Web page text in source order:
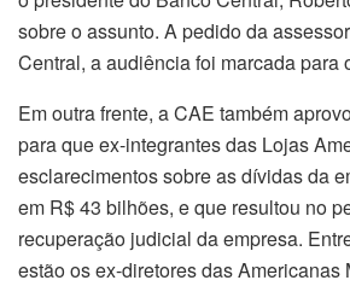
sobre o assunto. A pedido da
Central, a audiência foi marcada para
Em outra frente, a CAE também
para que ex-integrantes das Lojas
esclarecimentos sobre as dívidas da
em R$ 43 bilhões, e que resultou no
recuperação judicial da empresa.
estão os ex-diretores das Americanas